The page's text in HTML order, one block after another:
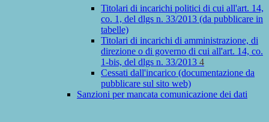
Titolari di incarichi politici di cui all'art. 14,
co. 1, del dlgs n. 33/2013 (da pubblicare in
tabelle)
Titolari di incarichi di amministrazione, di
direzione o di governo di cui all'art. 14, co.
1-bis, del dlgs n. 33/2013 4
Cessati dall'incarico (documentazione da
pubblicare sul sito web)
Sanzioni per mancata comunicazione dei dati